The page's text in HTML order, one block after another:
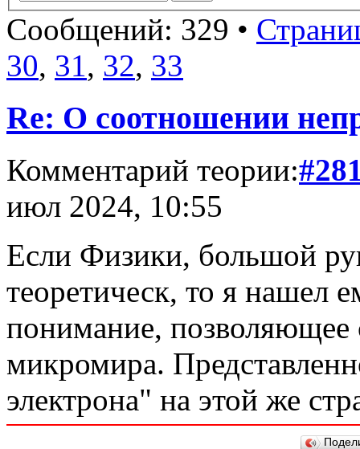
Сообщений: 329 •
30, 31, 32, 33
Re: О соотношении
Комментарий теории:
июл 2024, 10:55
Если Физики, большой
теоретическ, то я нашел
понимание, позволяющее
микромира.
электрона" на этой же